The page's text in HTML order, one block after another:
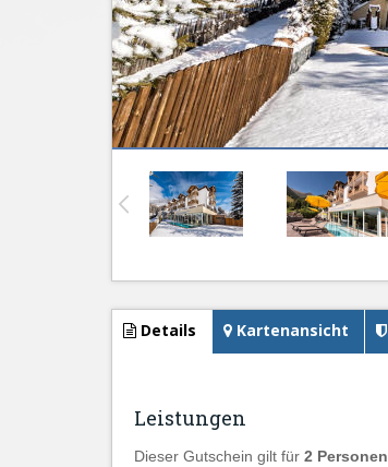
Details Kartenansicht
Leistungen
Dieser Gutschein gilt für 2 Personen